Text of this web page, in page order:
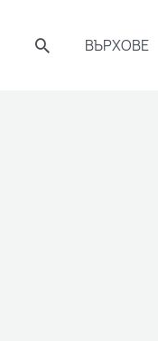
ТърсенеВЪРХОВЕ